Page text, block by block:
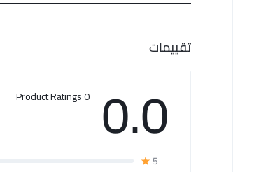
تقييمات
0.0
0 Product Ratings
5